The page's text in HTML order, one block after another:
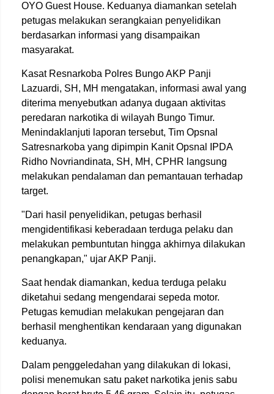
OYO Guest House. Keduanya diamankan setelah
petugas melakukan serangkaian penyelidikan
berdasarkan informasi yang disampaikan
masyarakat.
Kasat Resnarkoba Polres Bungo AKP Panji
Lazuardi, SH, MH mengatakan, informasi awal yang
diterima menyebutkan adanya dugaan aktivitas
peredaran narkotika di wilayah Bungo Timur.
Menindaklanjuti laporan tersebut, Tim Opsnal
Satresnarkoba yang dipimpin Kanit Opsnal IPDA
Ridho Novriandinata, SH, MH, CPHR langsung
melakukan pendalaman dan pemantauan terhadap
target.
"Dari hasil penyelidikan, petugas berhasil
mengidentifikasi keberadaan terduga pelaku dan
melakukan pembuntutan hingga akhirnya dilakukan
penangkapan," ujar AKP Panji.
Saat hendak diamankan, kedua terduga pelaku
diketahui sedang mengendarai sepeda motor.
Petugas kemudian melakukan pengejaran dan
berhasil menghentikan kendaraan yang digunakan
keduanya.
Dalam penggeledahan yang dilakukan di lokasi,
polisi menemukan satu paket narkotika jenis sabu